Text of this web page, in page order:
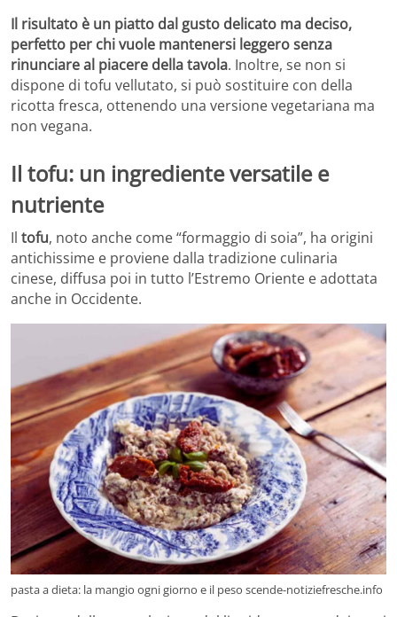
Il risultato è un piatto dal gusto delicato ma deciso,
perfetto per chi vuole mantenersi leggero senza
rinunciare al piacere della tavola. Inoltre, se non si
dispone di tofu vellutato, si può sostituire con della
ricotta fresca, ottenendo una versione vegetariana ma
non vegana.
Il tofu: un ingrediente versatile e
nutriente
Il tofu, noto anche come “formaggio di soia”, ha origini
antichissime e proviene dalla tradizione culinaria
cinese, diffusa poi in tutto l’Estremo Oriente e adottata
anche in Occidente.
pasta a dieta: la mangio ogni giorno e il peso scende-notiziefresche.info